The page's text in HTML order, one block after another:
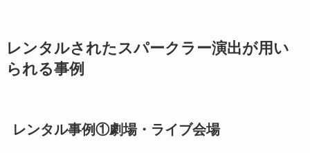
レンタルされたスパークラー演出が用い
られる事例
レンタル事例①劇場・ライブ会場